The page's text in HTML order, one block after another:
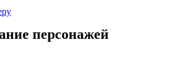
персонажей